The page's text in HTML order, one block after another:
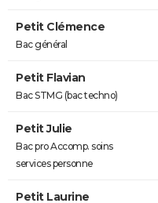
Petit Clémence
Bac général
Petit Flavian
Bac STMG (bac techno)
Petit Julie
Bac pro Accomp. soins
services personne
Petit Laurine